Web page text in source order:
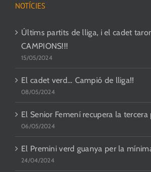
NOTÍCIES
Últims partits de lliga, i el cadet
CAMPIONS!!!
15/05/2024
El cadet verd… Campió de lliga!!
08/05/2024
El Senior Femení recupera la tercera
06/05/2024
El Premini verd guanya per la
24/04/2024